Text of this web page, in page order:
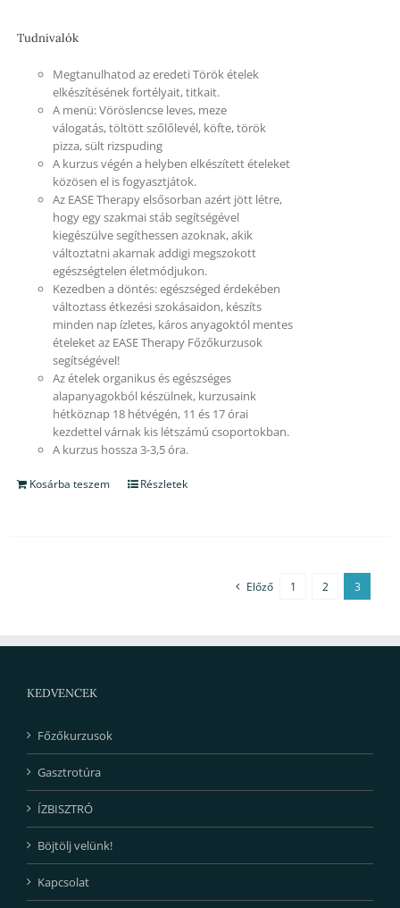
Tudnivalók
Megtanulhatod az eredeti Török ételek
elkészítésének fortélyait, titkait.
A menü: Vöröslencse leves, meze
válogatás, töltött szőlőlevél, köfte, török
pizza, sült rizspuding
A kurzus végén a helyben elkészített ételeket
közösen el is fogyasztjátok.
Az EASE Therapy elsősorban azért jött létre,
hogy egy szakmai stáb segítségével
kiegészülve segíthessen azoknak, akik
változtatni akarnak addigi megszokott
egészségtelen életmódjukon.
Kezedben a döntés: egészséged érdekében
változtass étkezési szokásaidon, készíts
minden nap ízletes, káros anyagoktól mentes
ételeket az EASE Therapy Főzőkurzusok
segítségével!
Az ételek organikus és egészséges
alapanyagokból készülnek, kurzusaink
hétköznap 18 hétvégén, 11 és 17 órai
kezdettel várnak kis létszámú csoportokban.
A kurzus hossza 3-3,5 óra.
Kosárba teszem Részletek
Előző 1 2 3
KEDVENCEK
Főzőkurzusok
Gasztrotúra
ÍZBISZTRÓ
Böjtölj velünk!
Kapcsolat